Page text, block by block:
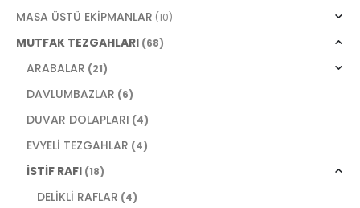
MASA ÜSTÜ EKİPMANLAR (10)
MUTFAK TEZGAHLARI (68)
ARABALAR (21)
DAVLUMBAZLAR (6)
DUVAR DOLAPLARI (4)
EVYELİ TEZGAHLAR (4)
İSTİF RAFI (18)
DELİKLİ RAFLAR (4)